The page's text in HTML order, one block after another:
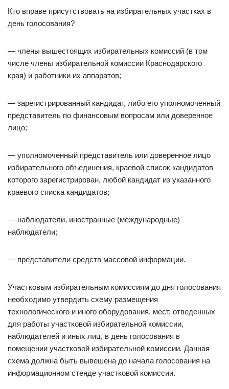
Кто вправе присутствовать на избирательных участках в
день голосования?
— члены вышестоящих избирательных комиссий (в том
числе члены избирательной комиссии Краснодарского
края) и работники их аппаратов;
— зарегистрированный кандидат, либо его уполномоченный
представитель по финансовым вопросам или доверенное
лицо;
— уполномоченный представитель или доверенное лицо
избирательного объединения, краевой список кандидатов
которого зарегистрирован, любой кандидат из указанного
краевого списка кандидатов;
— наблюдатели, иностранные (международные)
наблюдатели;
— представители средств массовой информации.
Участковым избирательным комиссиям до дня голосования
необходимо утвердить схему размещения
технологического и иного оборудования, мест, отведенных
для работы участковой избирательной комиссии,
наблюдателей и иных лиц, в день голосования в
помещении участковой избирательной комиссии. Данная
схема должна быть вывешена до начала голосования на
информационном стенде участковой комиссии.